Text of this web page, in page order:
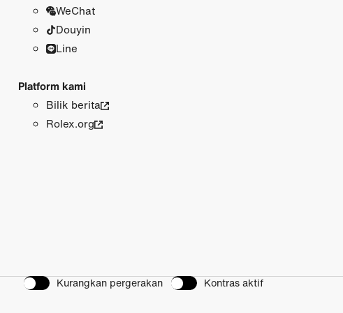
WeChat
Douyin
Line
Platform kami
Bilik berita
Rolex.org
Kurangkan pergerakan Kontras aktif